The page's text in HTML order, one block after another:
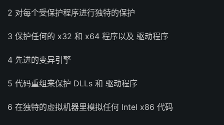
2 对每个受保护程序进行独特的保护
3 保护任何的 x32 和 x64 程序以及 驱动程序
4 先进的变异引擎
5 代码重组来保护 DLLs 和 驱动程序
6 在独特的虚拟机器里模拟任何 Intel x86 代码